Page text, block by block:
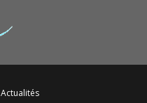
Actualités